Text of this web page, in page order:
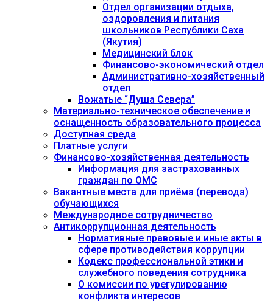
Отдел организации отдыха,
оздоровления и питания
школьников Республики Саха
(Якутия)
Медицинский блок
Финансово-экономический отдел
Административно-хозяйственный
отдел
Вожатые “Душа Севера”
Материально-техническое обеспечение и
оснащенность образовательного процесса
Доступная среда
Платные услуги
Финансово-хозяйственная деятельность
Информация для застрахованных
граждан по ОМС
Вакантные места для приёма (перевода)
обучающихся
Международное сотрудничество
Антикоррупционная деятельность
Нормативные правовые и иные акты в
сфере противодействия коррупции
Кодекс профессиональной этики и
служебного поведения сотрудника
О комиссии по урегулированию
конфликта интересов